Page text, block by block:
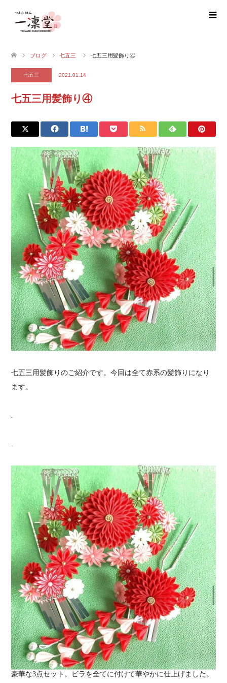
ブログ 七五三 七五三用髪飾り④
七五三 2021.01.14
七五三用髪飾り④
七五三用髪飾りのご紹介です。今回は全て赤系の髪飾りになり
ます。
.
.
豪華な3点セット。ビラを全てに付けて華やかに仕上げました。